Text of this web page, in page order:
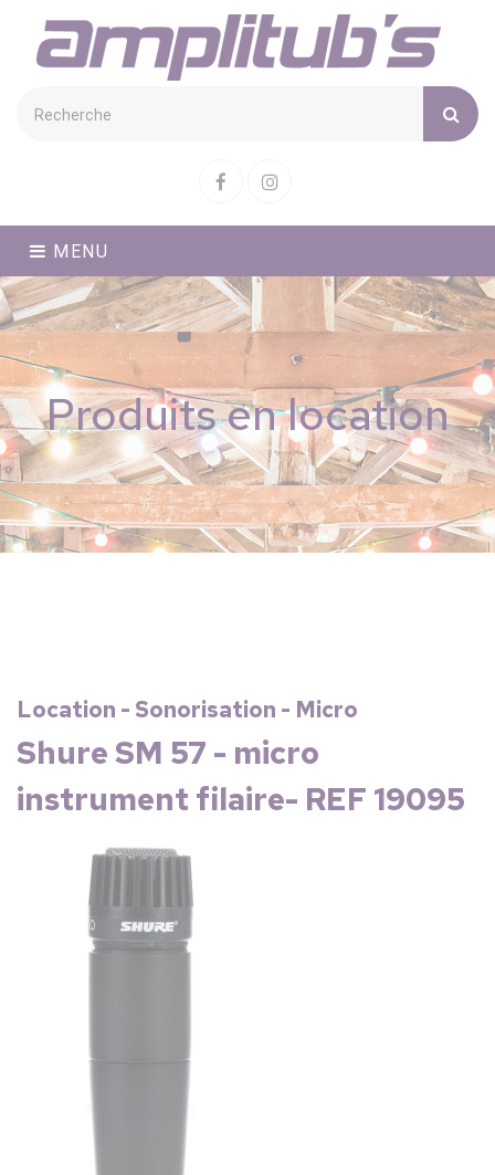
FacebookInstagram
MENU
Produits en location
Location - Sonorisation - Micro
Shure SM 57 - micro
instrument filaire- REF 19095
Cookies management panel